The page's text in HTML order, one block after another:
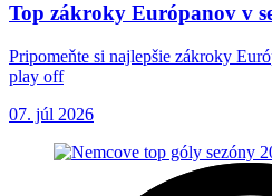
Top zákroky Európanov v
Pripomeňte si najlepšie zákroky
play off
07. júl 2026